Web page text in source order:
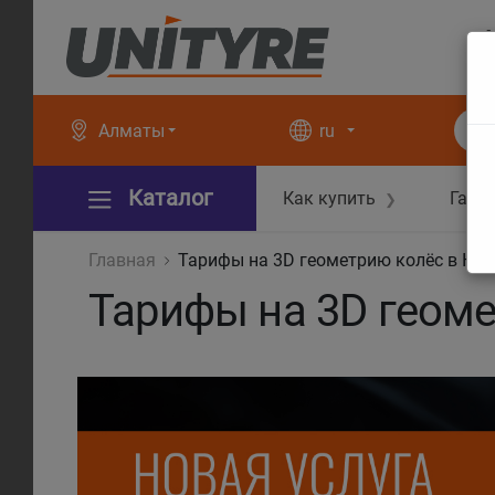
Алматы ru
Каталог Как купить ❯
Главная Тарифы на 3D геометрию колёс в
Тарифы на 3D